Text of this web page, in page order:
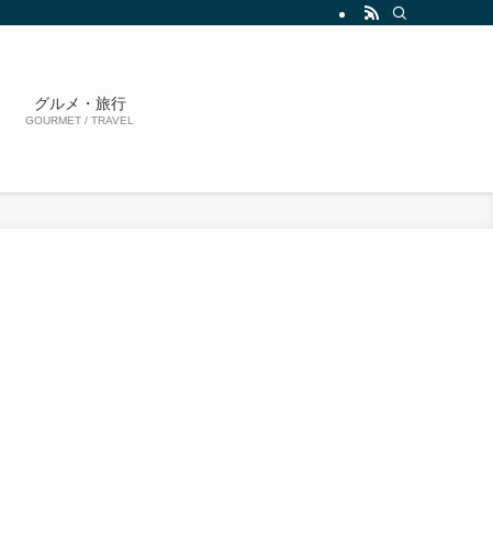
グルメ・旅行
GOURMET / TRAVEL